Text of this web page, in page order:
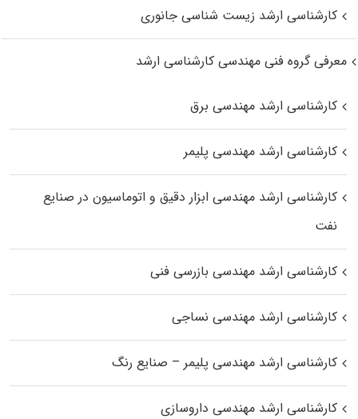
کارشناسی ارشد زیست‌ شناسی جانوری
معرفی گروه فنی مهندسی کارشناسی ارشد
کارشناسی ارشد مهندسی برق
کارشناسی ارشد مهندسی پلیمر
کارشناسی ارشد مهندسی ابزار دقیق و اتوماسیون در صنایع
نفت
کارشناسی ارشد مهندسی بازرسی فنی
کارشناسی ارشد مهندسی نساجی
کارشناسی ارشد مهندسی پلیمر – صنایع رنگ
کارشناسی ارشد مهندسی داروسازی